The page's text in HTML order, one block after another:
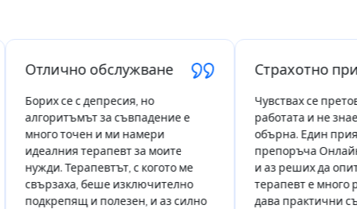
Отлично обслужване
Борих се с депресия, но
алгоритъмът за съвпадение е
много точен и ми намери
идеалния терапевт за моите
нужди. Терапевтът, с когото ме
свързаха, беше изключително
подкрепящ и полезен, и аз силно
Страхотно
Чувствах се
работата и не знаех
обърна. Един
препоръча Онлайн
и аз реших да
терапевт е много
дава практични